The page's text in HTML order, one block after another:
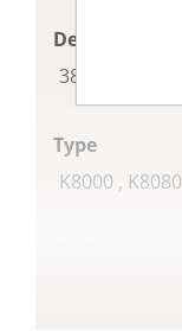
Deurdikte
38 mm
Type
K8000 , K8080